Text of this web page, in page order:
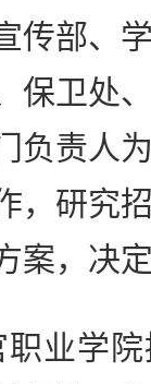
传部、
保卫处
负责人
，研究
案，决
学院